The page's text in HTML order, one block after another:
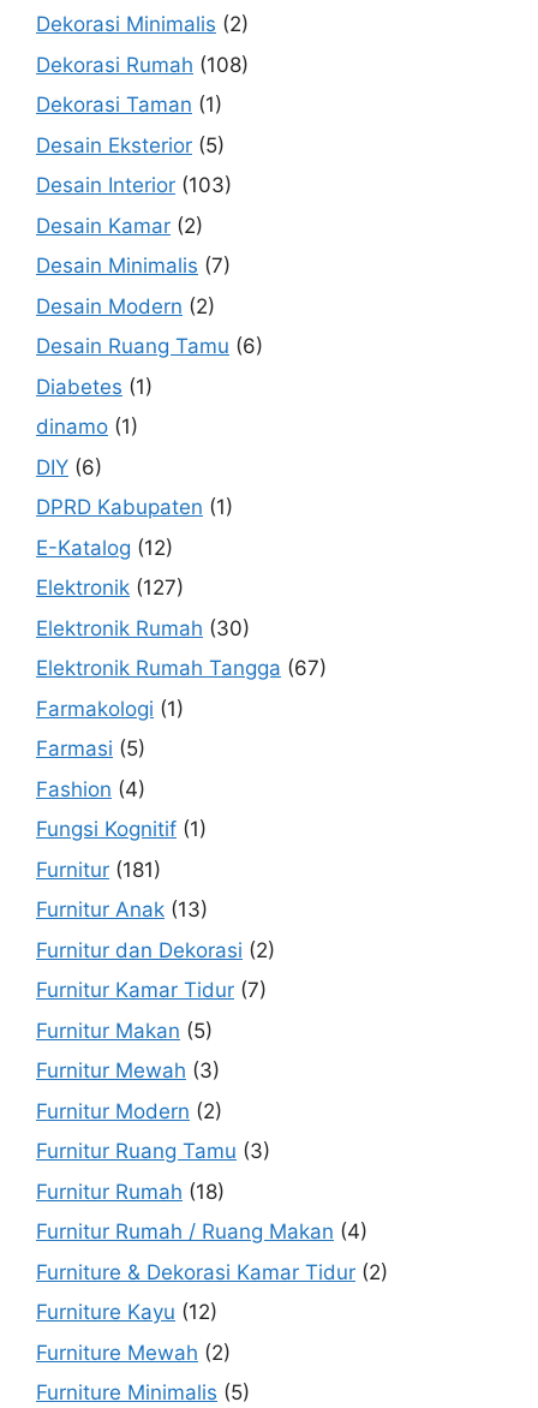
Dekorasi Minimalis (2)
Dekorasi Rumah (108)
Dekorasi Taman (1)
Desain Eksterior (5)
Desain Interior (103)
Desain Kamar (2)
Desain Minimalis (7)
Desain Modern (2)
Desain Ruang Tamu (6)
Diabetes (1)
dinamo (1)
DIY (6)
DPRD Kabupaten (1)
E-Katalog (12)
Elektronik (127)
Elektronik Rumah (30)
Elektronik Rumah Tangga (67)
Farmakologi (1)
Farmasi (5)
Fashion (4)
Fungsi Kognitif (1)
Furnitur (181)
Furnitur Anak (13)
Furnitur dan Dekorasi (2)
Furnitur Kamar Tidur (7)
Furnitur Makan (5)
Furnitur Mewah (3)
Furnitur Modern (2)
Furnitur Ruang Tamu (3)
Furnitur Rumah (18)
Furnitur Rumah / Ruang Makan (4)
Furniture & Dekorasi Kamar Tidur (2)
Furniture Kayu (12)
Furniture Mewah (2)
Furniture Minimalis (5)